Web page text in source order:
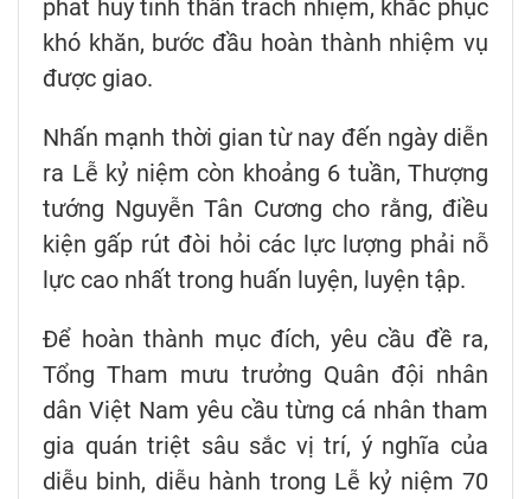
phát huy tinh thần trách nhiệm, khắc phục
khó khăn, bước đầu hoàn thành nhiệm vụ
được giao.
Nhấn mạnh thời gian từ nay đến ngày diễn
ra Lễ kỷ niệm còn khoảng 6 tuần, Thượng
tướng Nguyễn Tân Cương cho rằng, điều
kiện gấp rút đòi hỏi các lực lượng phải nỗ
lực cao nhất trong huấn luyện, luyện tập.
Để hoàn thành mục đích, yêu cầu đề ra,
Tổng Tham mưu trưởng Quân đội nhân
dân Việt Nam yêu cầu từng cá nhân tham
gia quán triệt sâu sắc vị trí, ý nghĩa của
diễu binh, diễu hành trong Lễ kỷ niệm 70